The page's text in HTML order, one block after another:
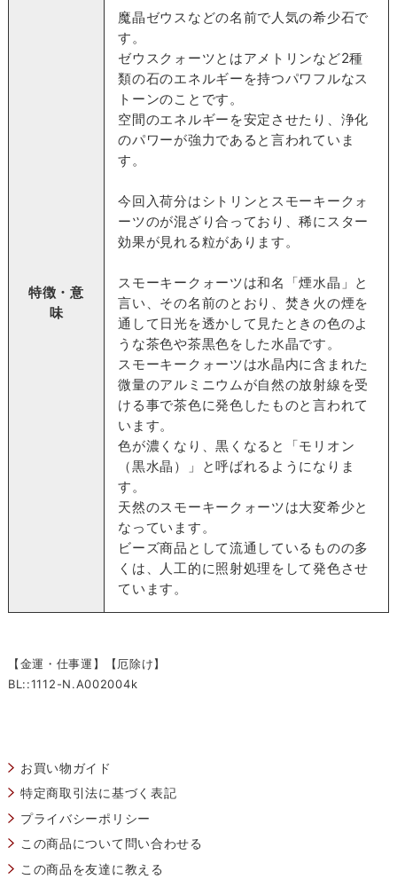
特徴・意
味
魔晶ゼウスなどの名前で人気の希少石で
す。
ゼウスクォーツとはアメトリンなど2種
類の石のエネルギーを持つパワフルなス
トーンのことです。
空間のエネルギーを安定させたり、浄化
のパワーが強力であると言われていま
す。
今回入荷分はシトリンとスモーキークォ
ーツのが混ざり合っており、稀にスター
効果が見れる粒があります。
スモーキークォーツは和名「煙水晶」と
言い、その名前のとおり、焚き火の煙を
通して日光を透かして見たときの色のよ
うな茶色や茶黒色をした水晶です。
スモーキークォーツは水晶内に含まれた
微量のアルミニウムが自然の放射線を受
ける事で茶色に発色したものと言われて
います。
色が濃くなり、黒くなると「モリオン
（黒水晶）」と呼ばれるようになりま
す。
天然のスモーキークォーツは大変希少と
なっています。
ビーズ商品として流通しているものの多
くは、人工的に照射処理をして発色させ
ています。
【金運・仕事運】【厄除け】
BL::1112-N.A002004k
お買い物ガイド
特定商取引法に基づく表記
プライバシーポリシー
この商品について問い合わせる
この商品を友達に教える